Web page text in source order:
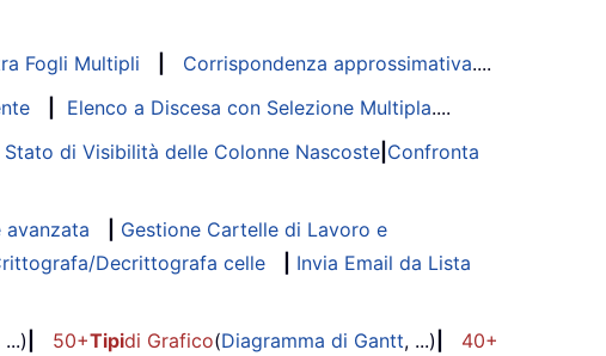
Fogli Multipli Corrispondenza approssimativa....
Elenco a Discesa con Selezione Multipla....
di Visibilità delle Colonne Nascoste Confronta
avanzata
Gestione Cartelle di Lavoro e
Decrittografa celle
Invia Email da Lista
...) 50+Tipidi Grafico(Diagramma di Gantt, ...)
40+